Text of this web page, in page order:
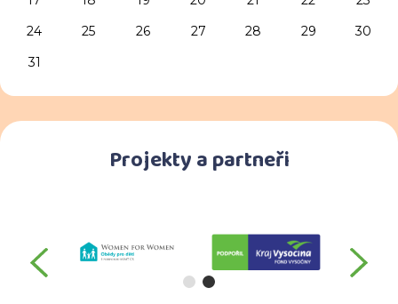
24
25 26 27 28 29
30
31
Projekty a partneři
předchozí